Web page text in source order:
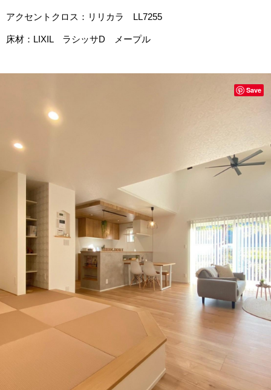
アクセントクロス：リリカラ LL7255
床材：LIXIL ラシッサD メープル
Save